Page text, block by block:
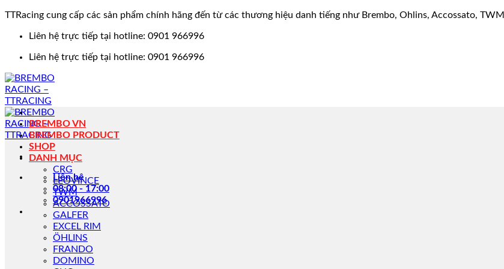
TTRacing cung cấp các sản phẩm chính hãng đến từ các thương hiệu danh tiếng như Brembo, Ohlins, Accossato,
Liên hệ trực tiếp tại hotline: 0901 966996
Liên hệ trực tiếp tại hotline: 0901 966996
Liên hệ
08:00 - 17:00
0901966996
BREMBO VN
BREMBO PRODUCT
SHOP
DANH MỤC
CRG
LEOVINCE
TWM
ACCOSSATO
GALFER
EXCEL RIM
ÖHLINS
FRANDO
DOMINO